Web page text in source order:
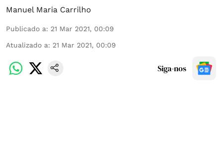
Manuel Maria Carrilho
Publicado a: 21 Mar 2021, 00:09
Atualizado a: 21 Mar 2021, 00:09
Siga-nos